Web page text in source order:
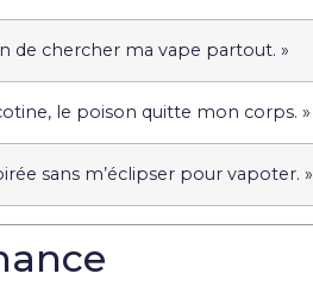
de chercher ma vape partout. »
le poison quitte mon corps. »
sans m’éclipser pour vapoter. »